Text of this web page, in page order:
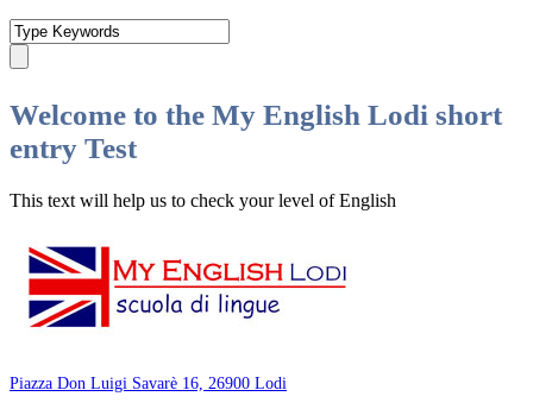
Welcome to the My English Lodi short
entry Test
This text will help us to check your level of English
Piazza Don Luigi Savarè 16, 26900 Lodi